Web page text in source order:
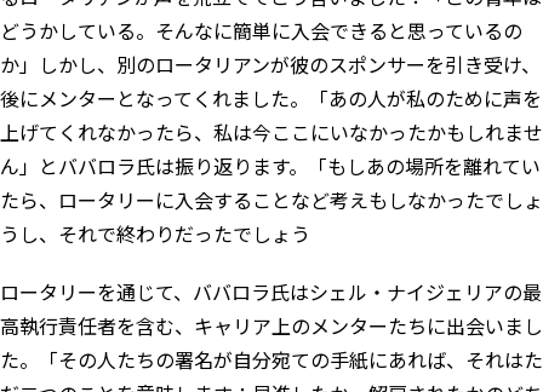
どうかしている。そんなに簡単に入会できると思っているの
か」しかし、別のロータリアンが彼のスポンサーを引き受け、
後にメンターとなってくれました。「あの人が私のために声を
上げてくれなかったら、私は今ここにいなかったかもしれませ
ん」とババロラ氏は振り返ります。「もしあの場所を離れてい
たら、ロータリーに入会することなど考えもしなかったでしょ
うし、それで終わりだったでしょう
ロータリーを通じて、ババロラ氏はシェル・ナイジェリアの最
高執行責任者を含む、キャリア上のメンターたちに出会いまし
た。「その人たちの署名が自分宛ての手紙にあれば、それはた